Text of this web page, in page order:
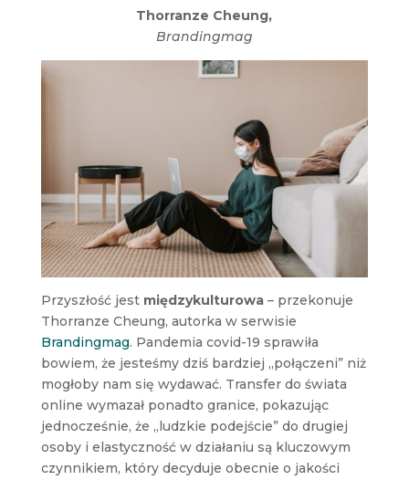
Thorranze Cheung,
Brandingmag
Przyszłość jest międzykulturowa– przekonuje
Thorranze Cheung, autorka w serwisie
Brandingmag. Pandemia covid-19 sprawiła
bowiem, że jesteśmy dziś bardziej „połączeni” niż
mogłoby nam się wydawać. Transfer do świata
online wymazał ponadto granice, pokazując
jednocześnie, że „ludzkie podejście” do drugiej
osoby i elastyczność w działaniu są kluczowym
czynnikiem, który decyduje obecnie o jakości